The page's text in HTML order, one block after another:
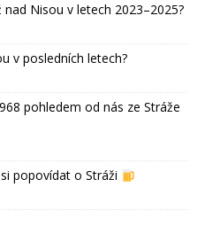
Nisou v letech 2023–2025?
v posledních letech?
pohledem od nás ze Stráže
popovídat o Stráži